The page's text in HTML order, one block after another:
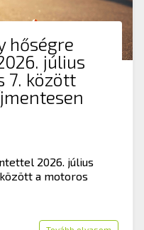
hőségre
július
7. között
2026. július
között a motoros